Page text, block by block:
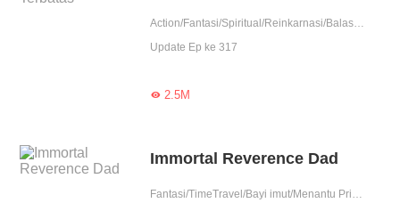
Action/Fantasi/Spiritual/Reinkarnasi/Balas Dendam/Kultivasi/Contributor
Update Ep ke 317
2.5M
Immortal Reverence Dad
Fantasi/TimeTravel/Bayi imut/Menantu Pria/matrilokal